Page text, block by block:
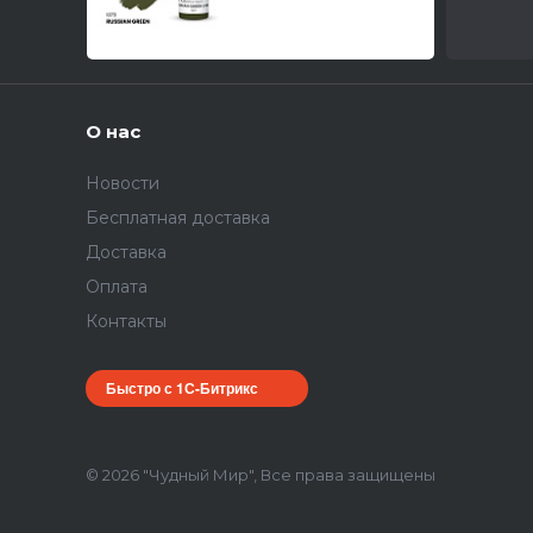
О нас
Новости
Бесплатная доставка
Доставка
Оплата
Контакты
Быстро с 1С-Битрикс
© 2026 "Чудный Мир", Все права защищены